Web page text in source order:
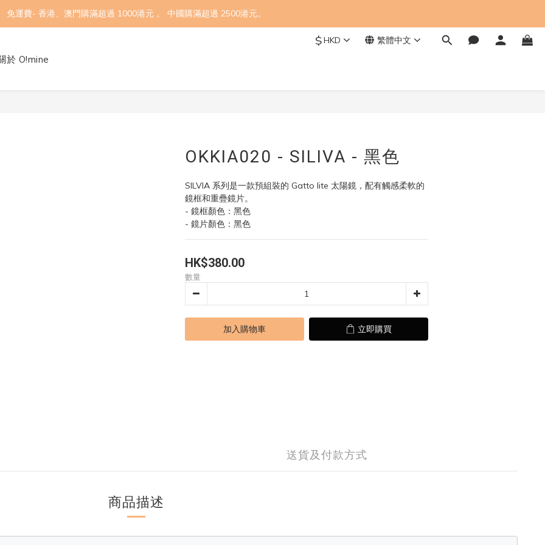
免運費- 香港、澳門購滿超過 1000港元 。 中國購滿超過 2500港元。
$HKD 繁體中文
於 O!mine
OKKIA020 - SILIVA - 黑色
SILVIA ​​系列是一款預組裝的 Gatto lite 太陽鏡，配有觸感柔軟的
鏡框和重疊鏡片。
- 鏡框顏色：黑色
- 鏡片顏色：黑色
HK$380.00
數量
加入購物車 立即購買
送貨及付款方式
商品描述